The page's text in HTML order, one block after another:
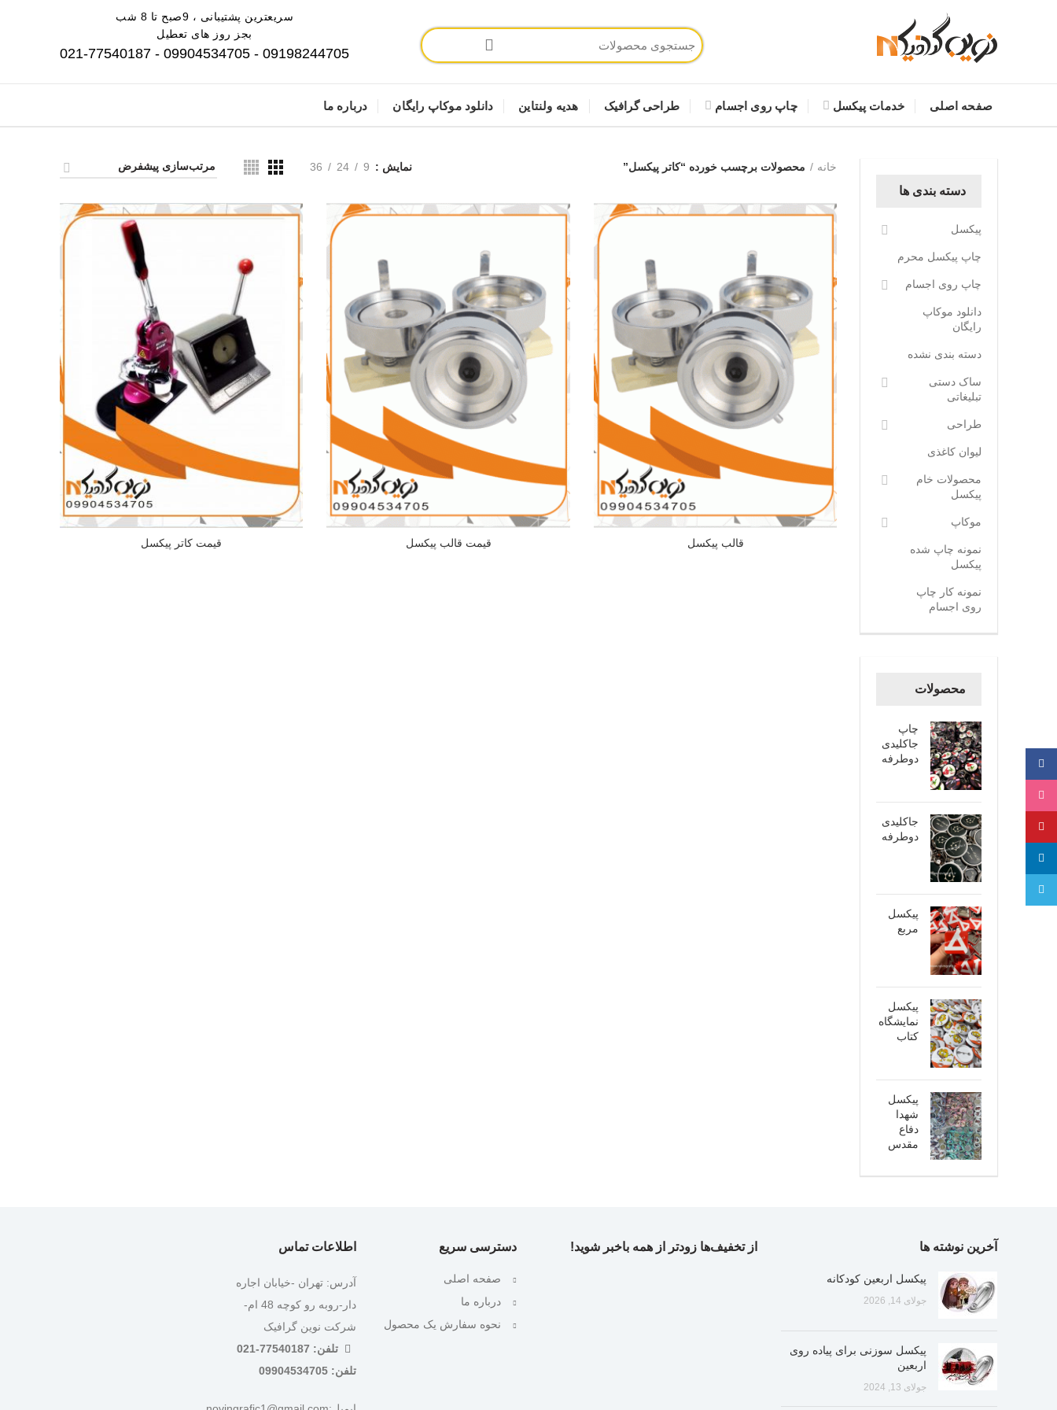
سریعترین پشتیبانی ، 9صبح تا 8 شب
بجز روز های تعطیل
09198244705 - 09904534705 - 021-77540187
صفحه اصلی خدمات پیکسل چاپ روی اجسام طراحی گرافیک هدیه ولنتاین دانلود موکاپ رایگان درباره ما
خانه محصولات برچسب خورده “کاتر پیکسل” نمایش 9
24
36
قالب پیکسل قیمت قالب پیکسل قیمت کاتر پیکسل
دسته بندی ها
پیکسل
چاپ پیکسل محرم
چاپ روی اجسام
دانلود موکاپ
رایگان
دسته بندی نشده
ساک دستی
تبلیغاتی
طراحی
لیوان کاغذی
محصولات خام
پیکسل
موکاپ
نمونه چاپ شده
پیکسل
نمونه کار چاپ
روی اجسام
محصولات
چاپ
جاکلیدی
دوطرفه
جاکلیدی
دوطرفه
پیکسل
مربع
پیکسل
نمایشگاه
کتاب
پیکسل
شهدا
دفاع
مقدس
آخرین نوشته ها
پیکسل اربعین کودکانه
جولای 14, 2026
پیکسل سوزنی برای پیاده روی
اربعین
جولای 13, 2024
از تخفیف‌ها زودتر از همه باخبر شوید! دسترسی سریع
صفحه اصلی
درباره ما
نحوه سفارش یک محصول
اطلاعات تماس
آدرس: تهران -خیابان اجاره
دار-روبه رو کوچه 48 ام-
شرکت نوین گرافیک
تلفن: 77540187-021
تلفن: 09904534705
فیسبوک
اینستاگرام
پینترست
لینکدین
تلگرام